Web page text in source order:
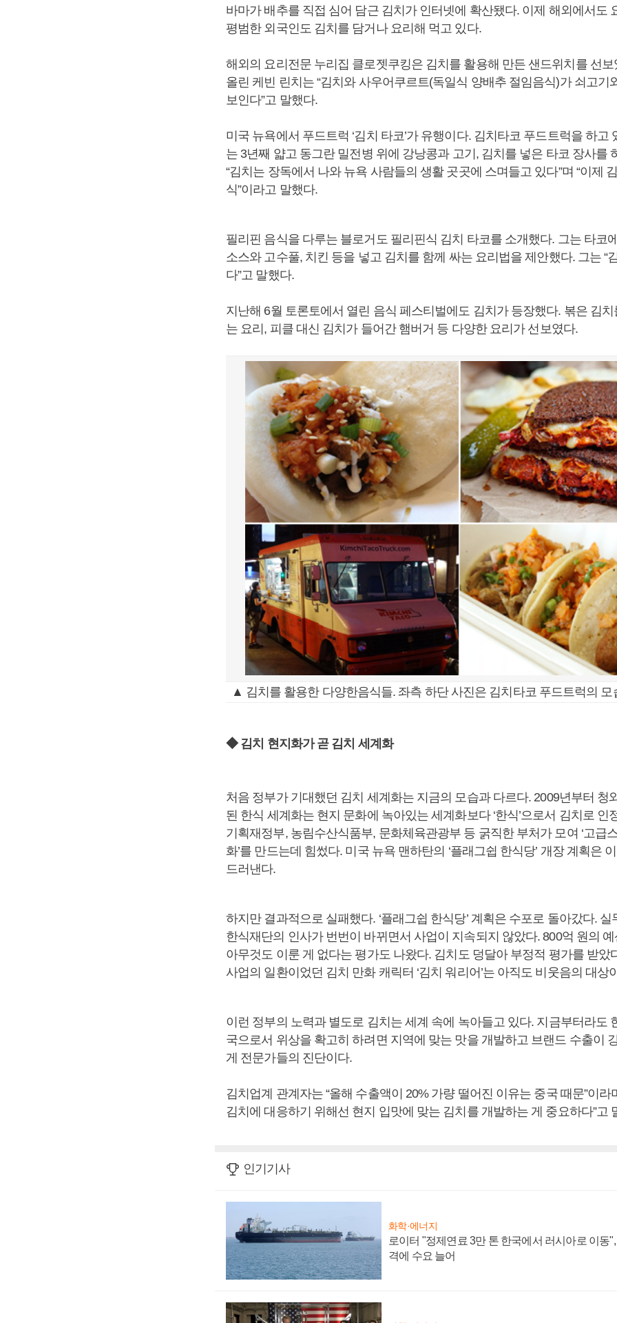
바마가 배추를 직접 심어 담근 김치가 인터넷에 확산됐다. 이제 해외에서도
평범한 외국인도 김치를 담거나 요리해 먹고 있다.
해외의 요리전문 누리집 클로젯쿠킹은 김치를 활용해 만든 샌드위치를 선
올린 케빈 린치는 “김치와 사우어쿠르트(독일식 양배추 절임음식)가 쇠고기
보인다”고 말했다.
미국 뉴욕에서 푸드트럭 ‘김치 타코’가 유행이다. 김치타코 푸드트럭을 하고
는 3년째 얇고 동그란 밀전병 위에 강낭콩과 고기, 김치를 넣은 타코 장사를
“김치는 장독에서 나와 뉴욕 사람들의 생활 곳곳에 스며들고 있다”며 “이제
식”이라고 말했다.
필리핀 음식을 다루는 블로거도 필리핀식 김치 타코를 소개했다. 그는 타코
소스와 고수풀, 치킨 등을 넣고 김치를 함께 싸는 요리법을 제안했다. 그는 “
다”고 말했다.
지난해 6월 토론토에서 열린 음식 페스티벌에도 김치가 등장했다. 볶은 김
는 요리, 피클 대신 김치가 들어간 햄버거 등 다양한 요리가 선보였다.
▲ 김치를 활용한 다양한음식들. 좌측 하단 사진은 김치타코 푸드트럭의 모
◆ 김치 현지화가 곧 김치 세계화
처음 정부가 기대했던 김치 세계화는 지금의 모습과 다르다. 2009년부터 청
된 한식 세계화는 현지 문화에 녹아있는 세계화보다 ‘한식’으로서 김치로 인
기획재정부, 농림수산식품부, 문화체육관광부 등 굵직한 부처가 모여 ‘고급
화’를 만드는데 힘썼다. 미국 뉴욕 맨하탄의 ‘플래그쉽 한식당’ 개장 계획은
드러낸다.
하지만 결과적으로 실패했다. ‘플래그쉽 한식당’ 계획은 수포로 돌아갔다.
한식재단의 인사가 번번이 바뀌면서 사업이 지속되지 않았다. 800억 원의
아무것도 이룬 게 없다는 평가도 나왔다. 김치도 덩달아 부정적 평가를 받았
사업의 일환이었던 김치 만화 캐릭터 ‘김치 워리어’는 아직도 비웃음의 대상
이런 정부의 노력과 별도로 김치는 세계 속에 녹아들고 있다. 지금부터라도
국으로서 위상을 확고히 하려면 지역에 맞는 맛을 개발하고 브랜드 수출이
게 전문가들의 진단이다.
김치업계 관계자는 “올해 수출액이 20% 가량 떨어진 이유는 중국 때문”이라
김치에 대응하기 위해선 현지 입맛에 맞는 김치를 개발하는 게 중요하다”고
인기기사
화학·에너지
로이터 "정제연료 3만 톤 한국에서 러시아로 이동
격에 수요 늘어